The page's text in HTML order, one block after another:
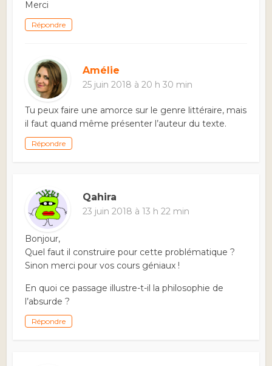
Merci
Répondre
Amélie
25 juin 2018 à 20 h 30 min
Tu peux faire une amorce sur le genre littéraire, mais
il faut quand même présenter l’auteur du texte.
Répondre
Qahira
23 juin 2018 à 13 h 22 min
Bonjour,
Quel faut il construire pour cette problématique ?
Sinon merci pour vos cours géniaux !
En quoi ce passage illustre-t-il la philosophie de
l’absurde ?
Répondre